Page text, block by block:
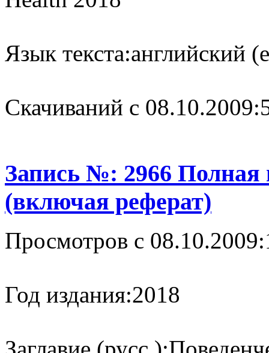
Язык текста:английский
Cкачиваний с 08.10.2009:
Запись №: 2966 Полная
(включая реферат)
Просмотров с 08.10.2009:
Год издания:2018